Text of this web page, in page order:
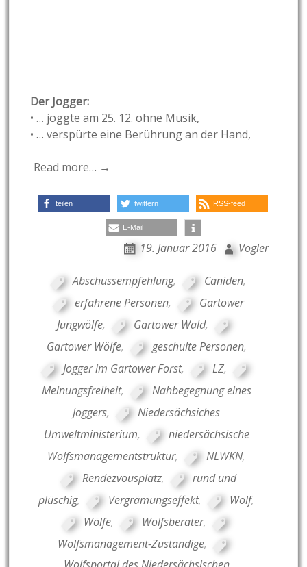
Der Jogger:
• … joggte am 25. 12. ohne Musik,
• … verspürte eine Berührung an der Hand,
Read more… →
teilen twittern RSS-feed
E-Mail
19. Januar 2016 Vogler
Abschussempfehlung, Caniden,
erfahrene Personen,
Gartower
Jungwölfe, Gartower Wald,
Gartower Wölfe, geschulte Personen,
Jogger im Gartower Forst, LZ,
Meinungsfreiheit,
Nahbegegnung eines
Joggers,
Niedersächsiches
Umweltministerium,
niedersächsische
Wolfsmanagementstruktur, NLWKN,
Rendezvousplatz,
rund und
plüschig, Vergrämungseffekt, Wolf,
Wölfe, Wolfsberater,
Wolfsmanagement-Zuständige,